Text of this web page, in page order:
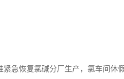
恢复氯碱分厂生产，氯车间休